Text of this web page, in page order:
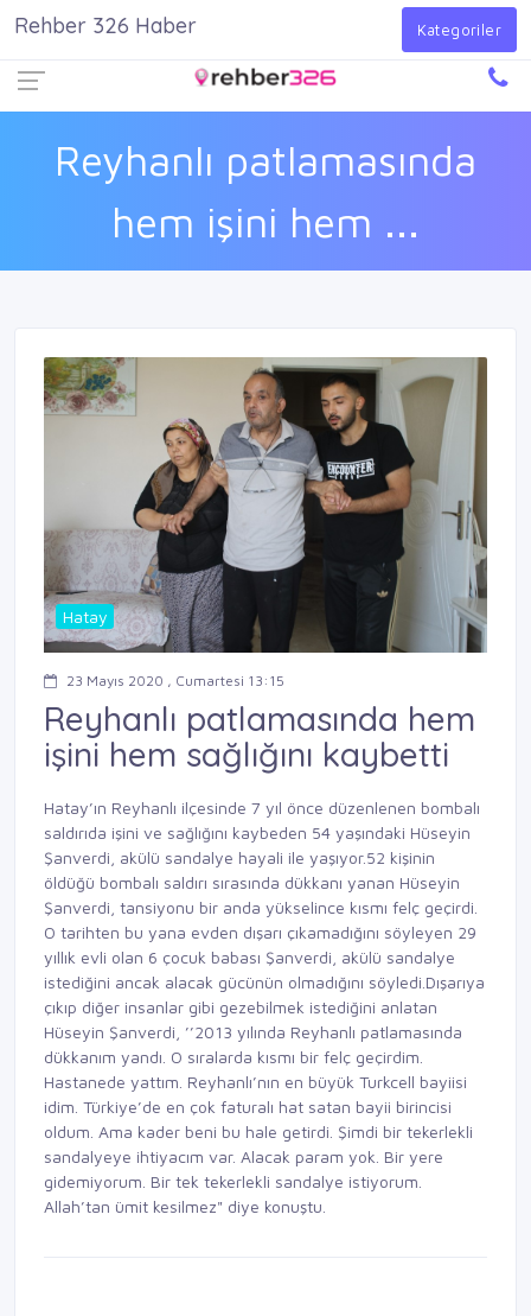
Giriş Yap
Reyhanlı patlamasında
hem işini hem ...
Rehber 326 Haber Kategoriler
Hatay
23 Mayıs 2020 , Cumartesi 13:15
Reyhanlı patlamasında hem
işini hem sağlığını kaybetti
Hatay’ın Reyhanlı ilçesinde 7 yıl önce düzenlenen bombalı
saldırıda işini ve sağlığını kaybeden 54 yaşındaki Hüseyin
Şanverdi, akülü sandalye hayali ile yaşıyor.52 kişinin
öldüğü bombalı saldırı sırasında dükkanı yanan Hüseyin
Şanverdi, tansiyonu bir anda yükselince kısmı felç geçirdi.
O tarihten bu yana evden dışarı çıkamadığını söyleyen 29
yıllık evli olan 6 çocuk babası Şanverdi, akülü sandalye
istediğini ancak alacak gücünün olmadığını söyledi.Dışarıya
çıkıp diğer insanlar gibi gezebilmek istediğini anlatan
Hüseyin Şanverdi, ’’2013 yılında Reyhanlı patlamasında
dükkanım yandı. O sıralarda kısmı bir felç geçirdim.
Hastanede yattım. Reyhanlı’nın en büyük Turkcell bayiisi
idim. Türkiye’de en çok faturalı hat satan bayii birincisi
oldum. Ama kader beni bu hale getirdi. Şimdi bir tekerlekli
sandalyeye ihtiyacım var. Alacak param yok. Bir yere
gidemiyorum. Bir tek tekerlekli sandalye istiyorum.
Allah’tan ümit kesilmez" diye konuştu.